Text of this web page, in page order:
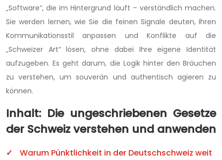
„Software“, die im Hintergrund läuft – verständlich machen.
Sie werden lernen, wie Sie die feinen Signale deuten, Ihren
Kommunikationsstil anpassen und Konflikte auf die
„Schweizer Art“ lösen, ohne dabei Ihre eigene Identität
aufzugeben. Es geht darum, die Logik hinter den Bräuchen
zu verstehen, um souverän und authentisch agieren zu
können.
Inhalt: Die ungeschriebenen Gesetze
der Schweiz verstehen und anwenden
Warum Pünktlichkeit in der Deutschschweiz weit